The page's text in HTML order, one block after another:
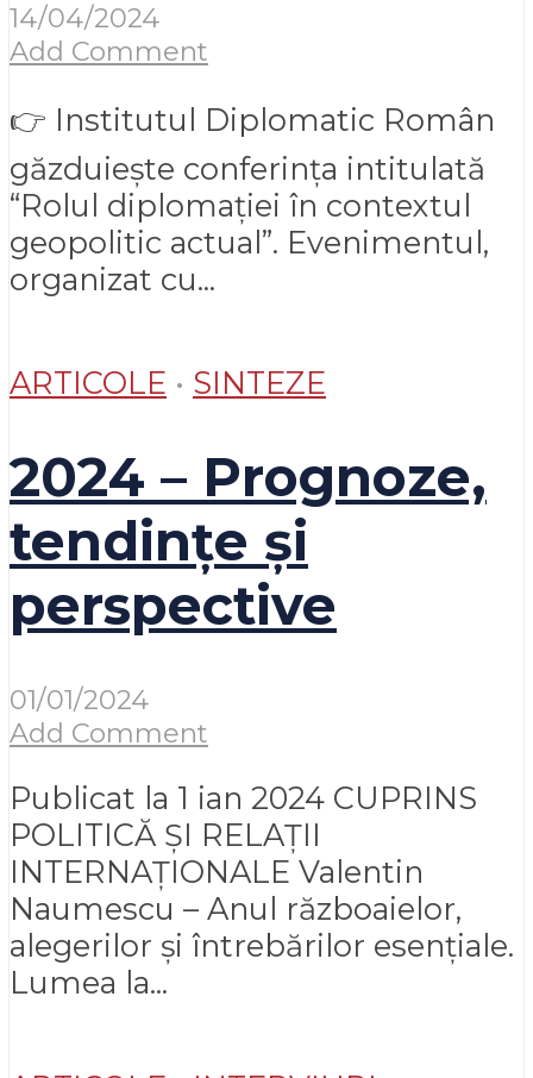
14/04/2024
Add Comment
👉 Institutul Diplomatic Român
găzduiește conferința intitulată
“Rolul diplomației în contextul
geopolitic actual”. Evenimentul,
organizat cu...
ARTICOLE • SINTEZE
2024 – Prognoze,
tendințe și
perspective
01/01/2024
Add Comment
Publicat la 1 ian 2024 CUPRINS
POLITICĂ ȘI RELAȚII
INTERNAȚIONALE Valentin
Naumescu – Anul războaielor,
alegerilor și întrebărilor esențiale.
Lumea la...